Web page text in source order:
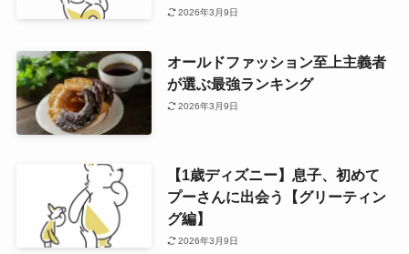
2026年3月9日
オールドファッション至上主義者
が選ぶ最強ランキング
2026年3月9日
【1歳ディズニー】息子、初めて
プーさんに出会う【グリーティン
グ編】
2026年3月9日